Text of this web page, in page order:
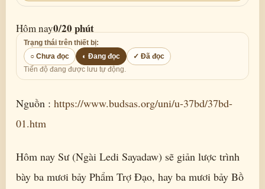
Hôm nay0/20 phút
Trạng thái trên thiết bị:
○ Chưa đọc
◐ Đang đọc
✓ Đã đọc
Tiến độ đang được lưu tự động.
Nguồn : https://www.budsas.org/uni/u-37bd/37bd-
01.htm
Hôm nay Sư (Ngài Ledi Sayadaw) sẽ giản lược trình
bày ba mươi bảy Phẩm Trợ Ðạo, hay ba mươi bảy Bồ